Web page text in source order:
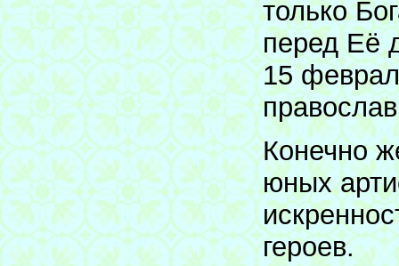
только
перед Её
15
Конечно
юных
героев.